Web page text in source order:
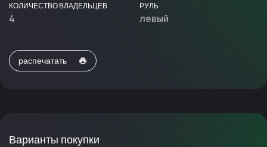
КОЛИЧЕСТВО ВЛАДЕЛЬЦЕВ
4
РУЛЬ
левый
распечатать
Варианты покупки